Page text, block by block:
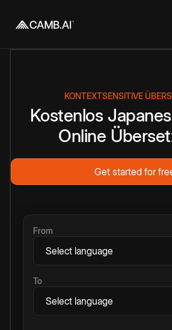
KONTEXTSENSITIVE
Kostenlos
Online
Get started for
From
To